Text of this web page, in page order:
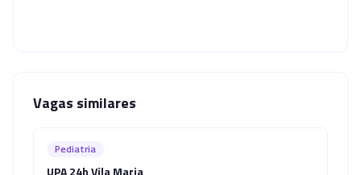
Vagas similares
Pediatria
UPA 24h Vila Maria